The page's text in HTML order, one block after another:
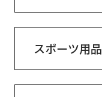
スポーツ用品